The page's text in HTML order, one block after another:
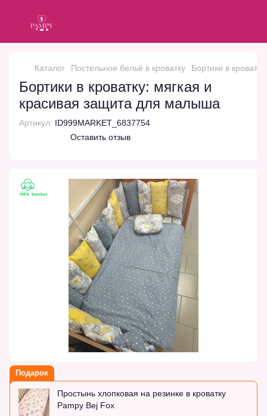
Каталог Постельное бельё в кроватку Бортики в
Бортики в кроватку: мягкая и
красивая защита для малыша
Артикул: ID999MARKET_6837754
Оставить отзыв
Подарок
Простынь хлопковая на резинке в кроватку
Pampy Bej Fox